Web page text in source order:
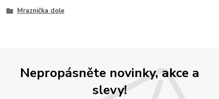
Mraznička dole
Nepropásněte novinky, akce a
slevy!